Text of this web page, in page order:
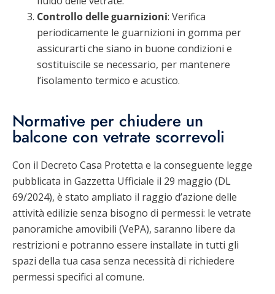
Controllo delle guarnizioni: Verifica
periodicamente le guarnizioni in gomma per
assicurarti che siano in buone condizioni e
sostituiscile se necessario, per mantenere
l’isolamento termico e acustico.
Normative per chiudere un
balcone con vetrate scorrevoli
Con il Decreto Casa Protetta e la conseguente legge
pubblicata in Gazzetta Ufficiale il 29 maggio (DL
69/2024), è stato ampliato il raggio d’azione delle
attività edilizie senza bisogno di permessi: le vetrate
panoramiche amovibili (VePA), saranno libere da
restrizioni e potranno essere installate in tutti gli
spazi della tua casa senza necessità di richiedere
permessi specifici al comune.